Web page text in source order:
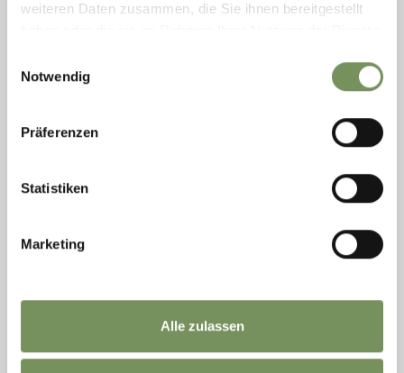
weiteren Daten zusammen, die Sie ihnen bereitgestellt
Notwendig
Präferenzen
Statistiken
Marketing
Alle zulassen
ZUSTIEGE ZUM HEINI HOLZER
geöffnet
HEINI HOLZER KLETTERSTEIG IFINGER -